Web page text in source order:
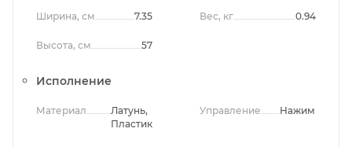
Ширина, см 7.35
Высота, см 57
Вес, кг 0.94
Исполнение
Материал
Латунь,
Пластик
Управление Нажимное